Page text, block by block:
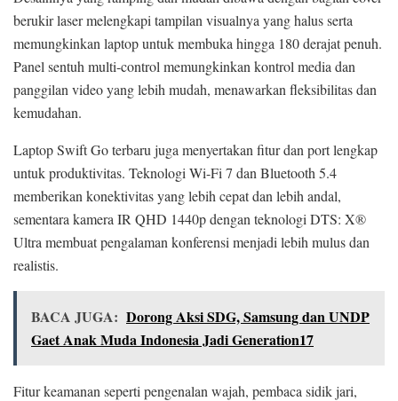
berukir laser melengkapi tampilan visualnya yang halus serta
memungkinkan laptop untuk membuka hingga 180 derajat penuh.
Panel sentuh multi-control memungkinkan kontrol media dan
panggilan video yang lebih mudah, menawarkan fleksibilitas dan
kemudahan.
Laptop Swift Go terbaru juga menyertakan fitur dan port lengkap
untuk produktivitas. Teknologi Wi-Fi 7 dan Bluetooth 5.4
memberikan konektivitas yang lebih cepat dan lebih andal,
sementara kamera IR QHD 1440p dengan teknologi DTS: X®
Ultra membuat pengalaman konferensi menjadi lebih mulus dan
realistis.
BACA JUGA: Dorong Aksi SDG, Samsung dan UNDP
Gaet Anak Muda Indonesia Jadi Generation17
Fitur keamanan seperti pengenalan wajah, pembaca sidik jari,